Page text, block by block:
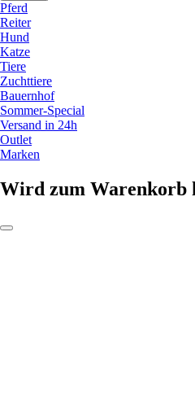
Pferd
Reiter
Hund
Katze
Tiere
Zuchttiere
Bauernhof
Sommer-Special
Versand in 24h
Outlet
Marken
Wird zum Warenkorb